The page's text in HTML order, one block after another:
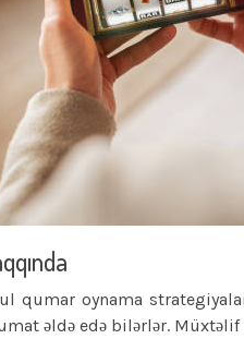
qumar oynama
əldə edə bilərlər.